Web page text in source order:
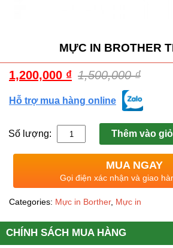
MỰC IN BROTHER
1,500,000₫
1,200,000 ₫
Hỗ trợ mua hàng online
Số lượng: Thêm vào
MUA NGAY
Gọi điện xác nhận và giao
Categories: Mực in Borther, Mực in
CHÍNH SÁCH MUA HÀNG